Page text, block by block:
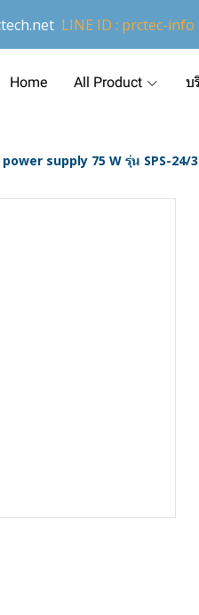
LINE ID : prctec-info
Home All Product บ
supply 75 W รุ่น SPS-24/